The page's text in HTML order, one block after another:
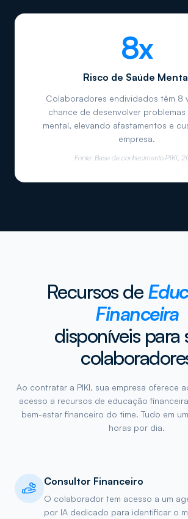
8x
Risco de Saúde
Colaboradores endividados têm 8
chance de desenvolver problemas
mental, elevando afastamentos e
empresa.
Fonte: Base de conhecimento PIKI,
Recursos de
Financeira
disponíveis para
Ao contratar a PIKI, sua empresa oferece
acesso a recursos de educação
bem-estar financeiro do time. Tudo em
horas por dia.
Consultor Financeiro
O colaborador tem acesso a um
por IA dedicado para identificar o